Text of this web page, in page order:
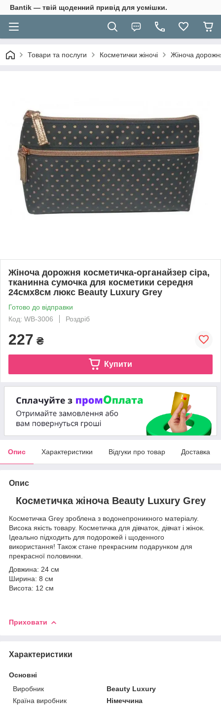
Bantik — твій щоденний привід для усмішки.
Товари та послуги Косметички жіночі Жіноча
Жіноча дорожня косметичка-органайзер сіра,
тканинна сумочка для косметики середня
24смх8см люкс Beauty Luxury Grey
Готово до відправки
Код: WB-3006
Роздріб
227 ₴
Купити
Опис Характеристики Відгуки про товар Доставка
Опис
Косметичка жіноча Beauty Luxury Grey
Косметичка Grey зроблена з водонепроникного матеріалу.
Висока якість товару. Косметичка для дівчаток, дівчат і жінок.
Ідеально підходить для подорожей і щоденного
використання! Також стане прекрасним подарунком для
прекрасної половинки.
Довжина: 24 см
Ширина: 8 см
Висота: 12 см
Приховати
Характеристики
Основні
Виробник
Beauty Luxury
Країна виробник
Німеччина